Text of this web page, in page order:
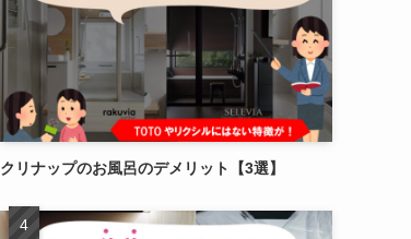
クリナップのお風呂のデメリット【3選】